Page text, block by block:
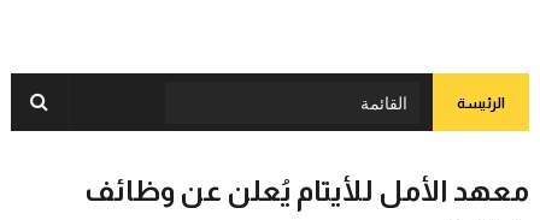
الرئيسة
معهد الأمل للأيتام يُعلن عن وظائف